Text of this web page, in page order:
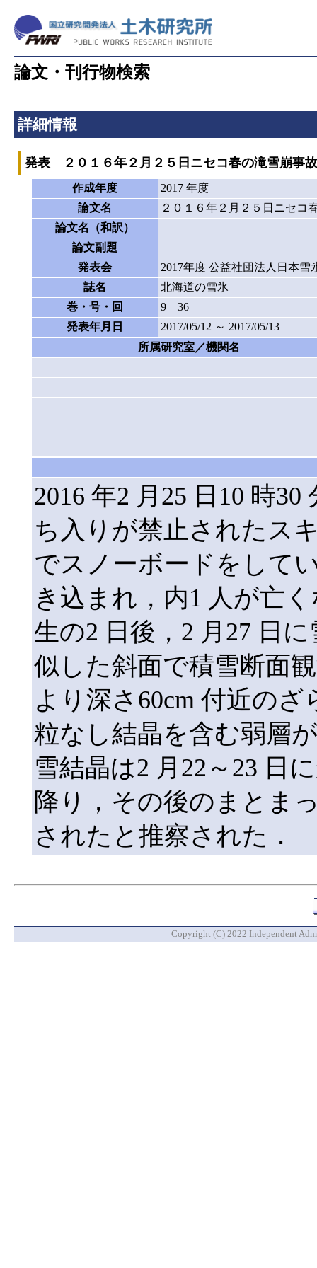
論文・刊行物検索
詳細情報
発表 ２０１６年２月２５日ニセコ春の滝雪崩事
作成年度
2017 年度
論文名
２０１６年２月２５日ニセコ
論文名（和訳）
論文副題
発表会
2017年度 公益社団法人日本
誌名
北海道の雪氷
巻・号・回
9 36
発表年月日
2017/05/12 ～ 2017/05/13
所属研究室／機関名
2016 年2 月25 日10 時
ち入りが禁止されたス
でスノーボードをして
き込まれ，内1 人が亡
生の2 日後，2 月27 日
似した斜面で積雪断面
より深さ60cm 付近の
粒なし結晶を含む弱層
雪結晶は2 月22～23 日
降り，その後のまとま
されたと推察された．
Copyright (C) 2022 Independent